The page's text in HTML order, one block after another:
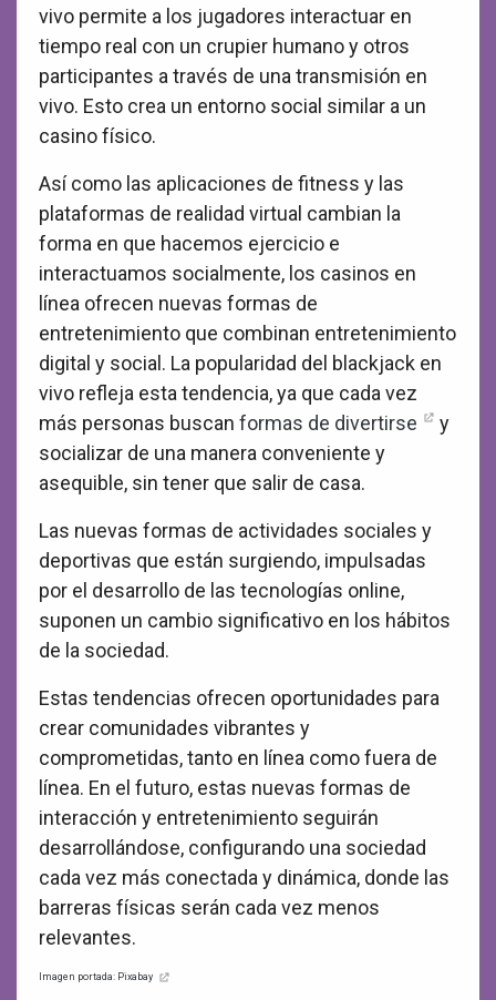
vivo permite a los jugadores interactuar en
tiempo real con un crupier humano y otros
participantes a través de una transmisión en
vivo. Esto crea un entorno social similar a un
casino físico.
Así como las aplicaciones de fitness y las
plataformas de realidad virtual cambian la
forma en que hacemos ejercicio e
interactuamos socialmente, los casinos en
línea ofrecen nuevas formas de
entretenimiento que combinan entretenimiento
digital y social. La popularidad del blackjack en
vivo refleja esta tendencia, ya que cada vez
más personas buscan formas de divertirse
y
socializar de una manera conveniente y
asequible, sin tener que salir de casa.
Las nuevas formas de actividades sociales y
deportivas que están surgiendo, impulsadas
por el desarrollo de las tecnologías online,
suponen un cambio significativo en los hábitos
de la sociedad.
Estas tendencias ofrecen oportunidades para
crear comunidades vibrantes y
comprometidas, tanto en línea como fuera de
línea. En el futuro, estas nuevas formas de
interacción y entretenimiento seguirán
desarrollándose, configurando una sociedad
cada vez más conectada y dinámica, donde las
barreras físicas serán cada vez menos
relevantes.
Imagen portada: Pixabay